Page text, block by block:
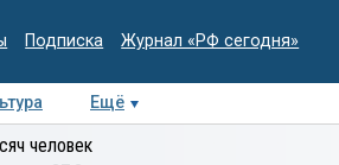
Подписка Журнал «РФ сегодня»
Ещё
Колумнисты
человек